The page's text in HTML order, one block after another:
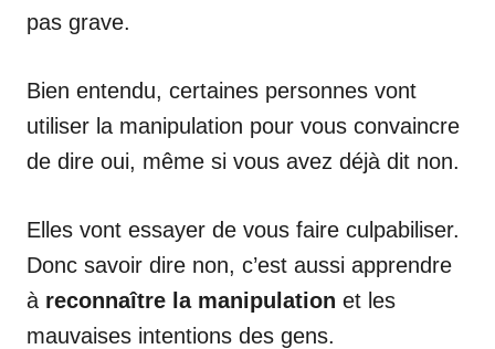
pas grave.
Bien entendu, certaines personnes vont
utiliser la manipulation pour vous convaincre
de dire oui, même si vous avez déjà dit non.
Elles vont essayer de vous faire culpabiliser.
Donc savoir dire non, c’est aussi apprendre
à reconnaître la manipulation et les
mauvaises intentions des gens.